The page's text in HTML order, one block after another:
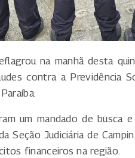
na manhã desta
contra a Previdência
um mandado de busca
Seção Judiciária de
financeiros na região.